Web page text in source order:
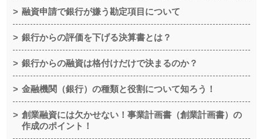
融資申請で銀行が嫌う勘定項目について
銀行からの評価を下げる決算書とは？
銀行からの融資は格付けだけで決まるのか？
金融機関（銀行）の種類と役割について知ろう！
創業融資には欠かせない！事業計画書（創業計画書）の
作成のポイント！